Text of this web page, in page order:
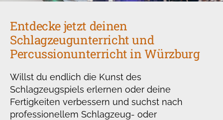
Entdecke jetzt deinen
Schlagzeugunterricht und
Percussionunterricht in Würzburg
Willst du endlich die Kunst des
Schlagzeugspiels erlernen oder deine
Fertigkeiten verbessern und suchst nach
professionellem Schlagzeug- oder